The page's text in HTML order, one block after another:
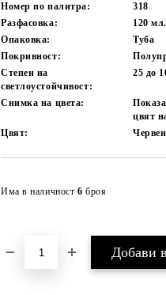
Номер по палитра:
318
Разфасовка:
120 мл.
Опаковка:
Туба
Покривност:
Степен на
светлоустойчивост:
25 до
Снимка на цвета:
цвят
Цвят:
Червен
Има в наличност 6 броя